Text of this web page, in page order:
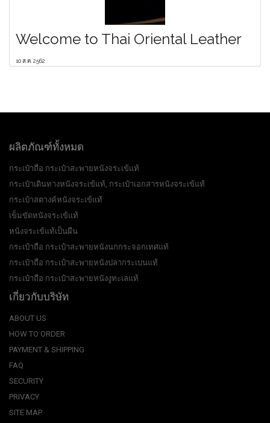
Welcome to Thai Oriental Leather
10 ส.ค. 2562
ผลิตภัณฑ์ทั้งหมด
กระเป๋าถือ กระเป๋าสะพายหนังจระเข้แท้
กระเป๋าเดินทางหนังจระเข้แท้, กระเป๋าเอกสารหนังจระเข้แท้
กระเป๋าสตางค์หนังจระเข้แท้
เข็มขัดหนังจระเข้แท้
หนังจระเข้แท้เป็นผืน
กระเป๋าถือ กระเป๋าสะพายหนังนกกระจอกเทศแท้
กระเป๋าถือ กระเป๋าสะพายหนังปลากระเบนแท้
กระเป๋าถือ กระเป๋าสะพายหนังงูทะเลแท้
เกี่ยวกับบริษัท
ABOUT US
HOW TO ORDER
PAYMENT & SHIPPING
FAQ
SECURITY
PRIVACY
SITE MAP